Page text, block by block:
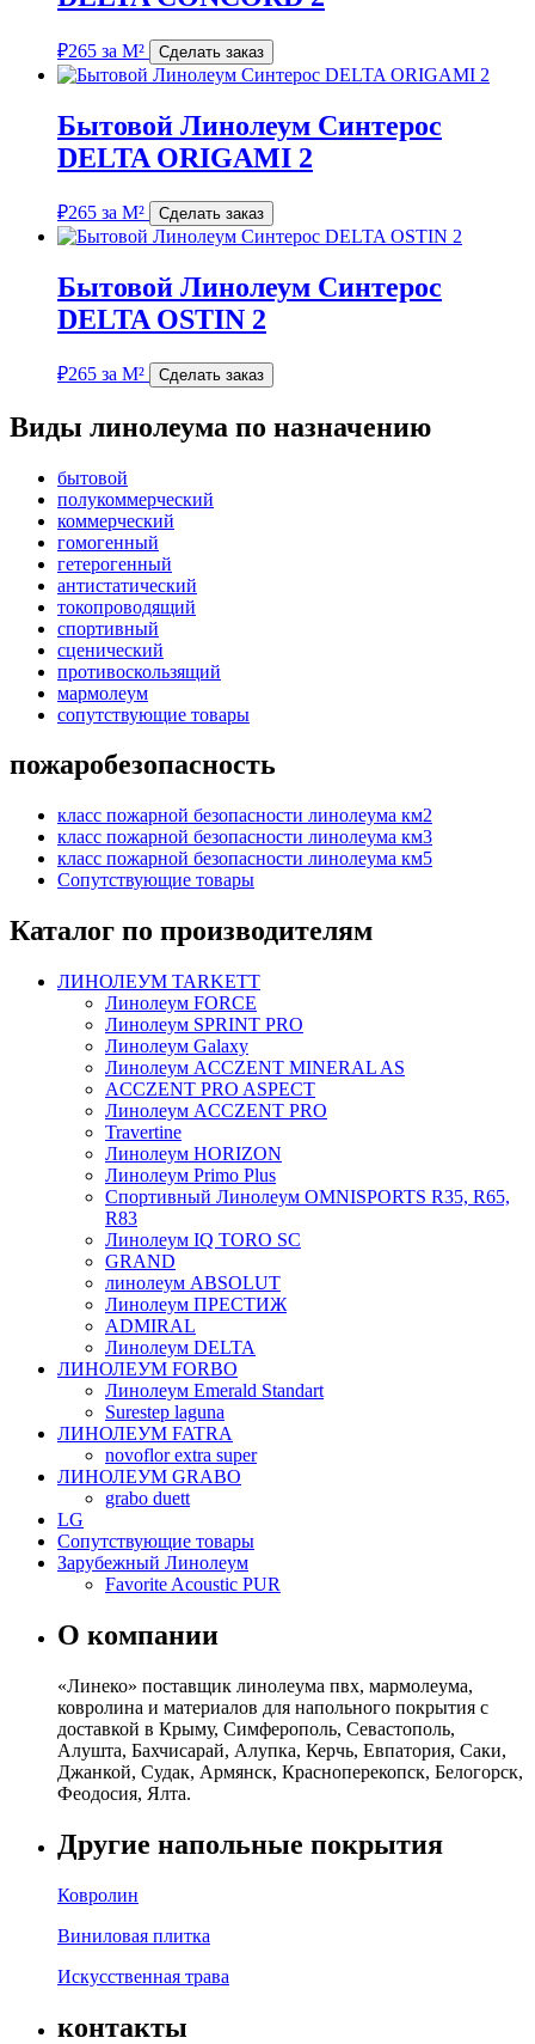
₽265 за М² Сделать заказ
Бытовой Линолеум Синтерос
DELTA ORIGAMI 2
₽265 за М² Сделать заказ
Бытовой Линолеум Синтерос
DELTA OSTIN 2
₽265 за М² Сделать заказ
Виды линолеума по назначению
бытовой
полукоммерческий
коммерческий
гомогенный
гетерогенный
антистатический
токопроводящий
спортивный
сценический
противоскользящий
мармолеум
сопутствующие товары
пожаробезопасность
класс пожарной безопасности линолеума км2
класс пожарной безопасности линолеума км3
класс пожарной безопасности линолеума км5
Сопутствующие товары
Каталог по производителям
ЛИНОЛЕУМ TARKETT
Линолеум FORCE
Линолеум SPRINT PRO
Линолеум Galaxy
Линолеум ACCZENT MINERAL AS
ACCZENT PRO ASPECT
Линолеум ACCZENT PRO
Travertine
Линолеум HORIZON
Линолеум Primo Plus
Спортивный Линолеум OMNISPORTS R35, R65,
R83
Линолеум IQ TORO SC
GRAND
линолеум ABSOLUT
Линолеум ПРЕСТИЖ
ADMIRAL
Линолеум DELTA
ЛИНОЛЕУМ FORBO
Линолеум Emerald Standart
Surestep laguna
ЛИНОЛЕУМ FATRA
novoflor extra super
ЛИНОЛЕУМ GRABO
grabo duett
LG
Сопутствующие товары
Зарубежный Линолеум
Favorite Acoustic PUR
О компании
«Линеко» поставщик линолеума пвх, мармолеума,
ковролина и материалов для напольного покрытия с
доставкой в Крыму, Симферополь, Севастополь,
Алушта, Бахчисарай, Алупка, Керчь, Евпатория, Саки,
Джанкой, Судак, Армянск, Красноперекопск, Белогорск,
Феодосия, Ялта.
Другие напольные покрытия
Ковролин
Виниловая плитка
Искусственная трава
контакты